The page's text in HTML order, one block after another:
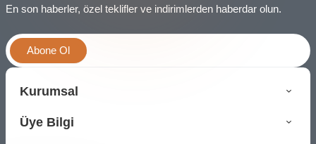
En son haberler, özel teklifler ve indirimlerden haberdar olun.
Abone Ol
Kurumsal
Üye Bilgi